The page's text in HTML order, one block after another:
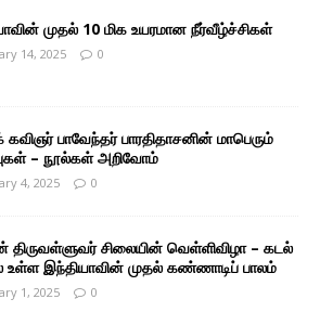
முதல் 10 மிக உயரமான நீர்வீழ்ச்சிகள்
14, 2025 0
கவிஞர் பாவேந்தர் பாரதிதாசனின் மாபெரும்
– நூல்கள் அறிவோம்
4, 2025 0
சிலையின் வெள்ளிவிழா – கடல்
உள்ள இந்தியாவின் முதல் கண்ணாடிப் பாலம்
1, 2025 0